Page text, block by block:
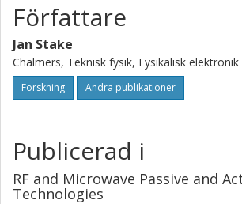
Författare
Jan Stake
Chalmers, Teknisk fysik, Fysikalisk elektronik
Forskning Andra publikationer
Publicerad i
RF and Microwave Passive and
Technologies